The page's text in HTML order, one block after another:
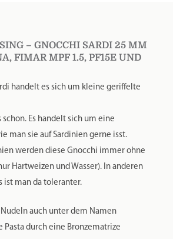
– GNOCCHI SARDI 25 MM
FIMAR MPF 1.5, PF15E UND
handelt es sich um kleine geriffelte
schon. Es handelt sich um eine
man sie auf Sardinien gerne isst.
werden diese Gnocchi immer ohne
Hartweizen und Wasser). In anderen
ist man da toleranter.
auch unter dem Namen
Pasta durch eine Bronzematrize